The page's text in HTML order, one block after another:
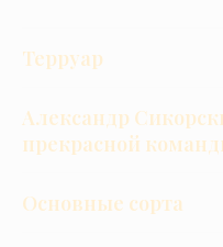
Терруар
Александр
прекрасной
Основные сорта